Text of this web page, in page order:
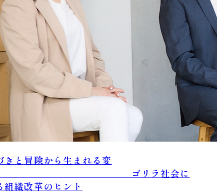
冒険から生まれる変
ゴリラ社会に
改革のヒント